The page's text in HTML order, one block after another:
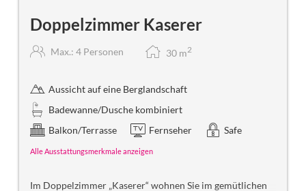
Doppelzimmer Kaserer
Max.: 4 Personen 30 m2
Aussicht auf eine Berglandschaft
Badewanne/Dusche kombiniert
Balkon/Terrasse
Fernseher Safe
Alle Ausstattungsmerkmale anzeigen
Im Doppelzimmer „Kaserer“ wohnen Sie im gemütlichen